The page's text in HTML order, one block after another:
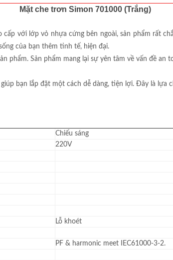
Mặt che trơn Simon 701000 (Trắng)
với lớp vỏ nhựa cứng bên ngoài, sản phẩm rất
của bạn thêm tinh tế, hiện đại.
phẩm. Sản phẩm mang lại sự yên tâm về vấn đề
bạn lắp đặt một cách dễ dàng, tiện lợi. Đây là lựa
Chiếu sáng
220V
Lỗ khoét
PF & harmonic meet IEC61000-3-2.